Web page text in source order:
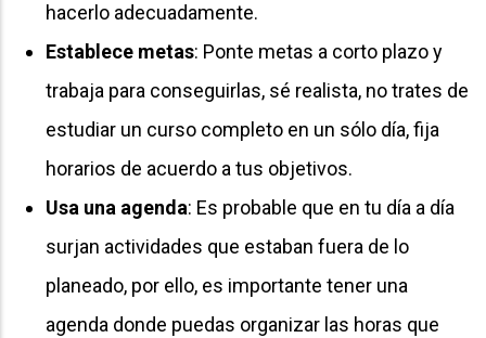
hacerlo adecuadamente.
Establece metas: Ponte metas a corto plazo y
trabaja para conseguirlas, sé realista, no trates de
estudiar un curso completo en un sólo día, fija
horarios de acuerdo a tus objetivos.
Usa una agenda: Es probable que en tu día a día
surjan actividades que estaban fuera de lo
planeado, por ello, es importante tener una
agenda donde puedas organizar las horas que